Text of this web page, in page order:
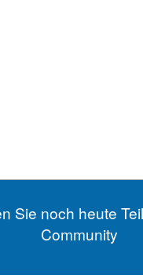
Sie noch heute
Community